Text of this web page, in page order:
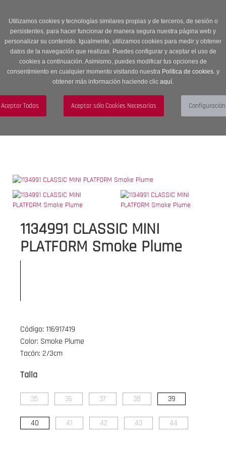
Utilizamos cookies y tecnologías similares propias y de terceros, de sesión o
persistentes, para hacer funcionar de manera segura nuestra página web y
personalizar su contenido. Igualmente, utilizamos cookies para medir y obtener
datos de la navegación que realizas. Puedes configurar y aceptar el uso de
cookies a continuación. Asimismo, puedes modificar tus opciones de
consentimiento en cualquier momento visitando nuestra Política de cookies.y
obtener más información haciendo clic aquí.
descuento en Sección OUTLET con código OUTLET20
navigation
Menú
1134991 CLASSIC MINI
PLATFORM Smoke Plume
Código: 116917419
Color: Smoke Plume
Tacón: 2/3cm
Talla
35 36 37 38 39
40 41 42 43 44